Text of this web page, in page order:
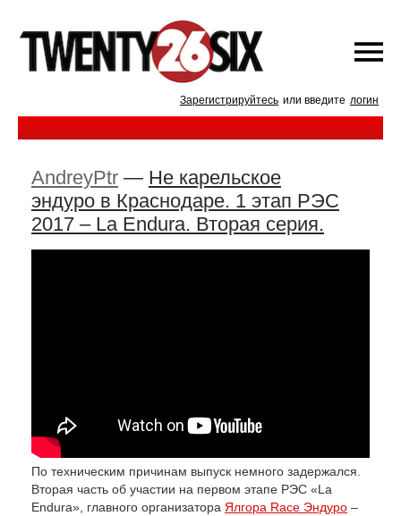
Зарегистрируйтесь или введите логин
AndreyPtr — Не карельское
эндуро в Краснодаре. 1 этап РЭС
2017 – La Endura. Вторая серия.
По техническим причинам выпуск немного задержался.
Вторая часть об участии на первом этапе РЭС «La
Endura», главного организатора Ялгора Race Эндуро –